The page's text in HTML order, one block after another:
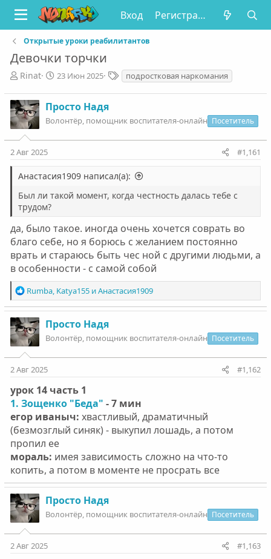
Вход Регистрация
Открытые уроки реабилитантов
Девочки торчки
А
т
о
р
т
е
м
Rinat
Д
т
а
н
ч
а
23 Июн 2025
Т
е
г
подростковая наркомания
Просто Надя
Волонтëр, помощник воспитателя-онлайн Посетитель
2 Авг 2025 #1,161
Анастасия1909 написал(а):
Был ли такой момент, когда честность далась тебе с
трудом?
да, было такое. иногда очень хочется соврать во
благо себе, но я борюсь с желанием постоянно
врать и стараюсь быть чес ной с другими людьми, а
в особенности - с самой собой
Р
е
а
к
ц
и
и
:
Rumba, Katya155иАнастасия1909
Просто Надя
Волонтëр, помощник воспитателя-онлайн Посетитель
2 Авг 2025 #1,162
урок 14 часть 1
1. Зощенко "Беда" - 7 мин
егор иваныч: хвастливый, драматичный
(безмозглый синяк) - выкупил лошадь, а потом
пропил ее
мораль: имея зависимость сложно на что-то
копить, а потом в моменте не просрать все
Просто Надя
Волонтëр, помощник воспитателя-онлайн Посетитель
2 Авг 2025 #1,163